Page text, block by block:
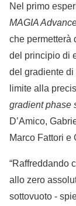
Nel primo
MAGIA
che permetterà
del principio di
del gradiente di
limite alla
gradient phase
D’Amico,
Marco Fattori e
“Raffreddando
allo zero
sottovuoto -